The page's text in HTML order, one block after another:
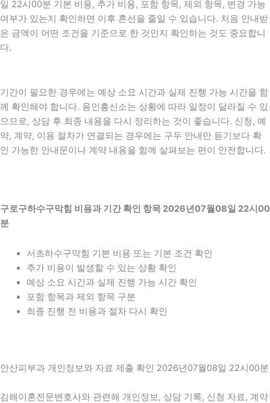
일 22시00분 기본 비용, 추가 비용, 포함 항목, 제외 항목, 변경 가능
여부가 있는지 확인하면 이후 혼선을 줄일 수 있습니다. 처음 안내받
은 금액이 어떤 조건을 기준으로 한 것인지 확인하는 것도 중요합니
다.
기간이 필요한 경우에는 예상 소요 시간과 실제 진행 가능 시간을 함
께 확인해야 합니다. 용인흥신소는 상황에 따라 일정이 달라질 수 있
으므로, 상담 후 최종 내용을 다시 정리하는 것이 좋습니다. 신청, 예
약, 계약, 이용 절차가 연결되는 경우에는 구두 안내만 듣기보다 확
인 가능한 안내문이나 계약 내용을 함께 살펴보는 편이 안전합니다.
구로구하수구막힘 비용과 기간 확인 항목 2026년07월08일 22시00
분
서초하수구막힘 기본 비용 또는 기본 조건 확인
추가 비용이 발생할 수 있는 상황 확인
예상 소요 시간과 실제 진행 가능 시간 확인
포함 항목과 제외 항목 구분
최종 진행 전 비용과 절차 다시 확인
안산피부과 개인정보와 자료 제출 확인 2026년07월08일 22시00분
김해이혼전문변호사와 관련해 개인정보, 상담 기록, 신청 자료, 계약